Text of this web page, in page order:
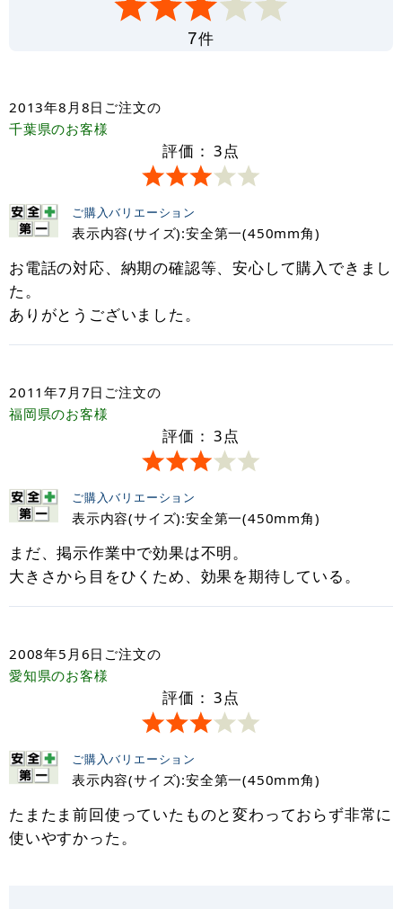
7件
2013年8月8日 ご注文の
千葉県のお客様
評価： 3点
ご購入バリエーション
表示内容(サイズ):安全第一(450mm角)
お電話の対応、納期の確認等、安心して購入できまし
た。
ありがとうございました。
2011年7月7日 ご注文の
福岡県のお客様
評価： 3点
ご購入バリエーション
表示内容(サイズ):安全第一(450mm角)
まだ、掲示作業中で効果は不明。
大きさから目をひくため、効果を期待している。
2008年5月6日 ご注文の
愛知県のお客様
評価： 3点
ご購入バリエーション
表示内容(サイズ):安全第一(450mm角)
たまたま前回使っていたものと変わっておらず非常に
使いやすかった。